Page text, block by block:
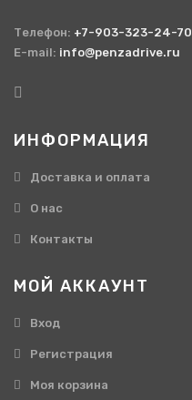
Телефон: +7-903-323-24-70
E-mail: info@penzadrive.ru
ИНФОРМАЦИЯ
Доставка и оплата
О нас
Контакты
МОЙ АККАУНТ
Вход
Регистрация
Моя корзина